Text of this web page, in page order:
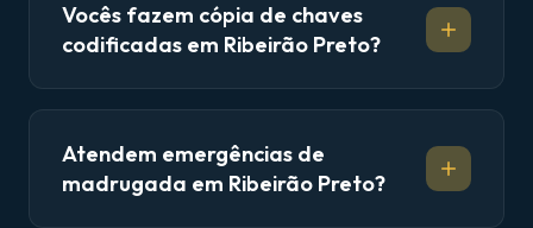
Vocês fazem cópia de chaves
codificadas em Ribeirão Preto?
Atendem emergências de
madrugada em Ribeirão Preto?